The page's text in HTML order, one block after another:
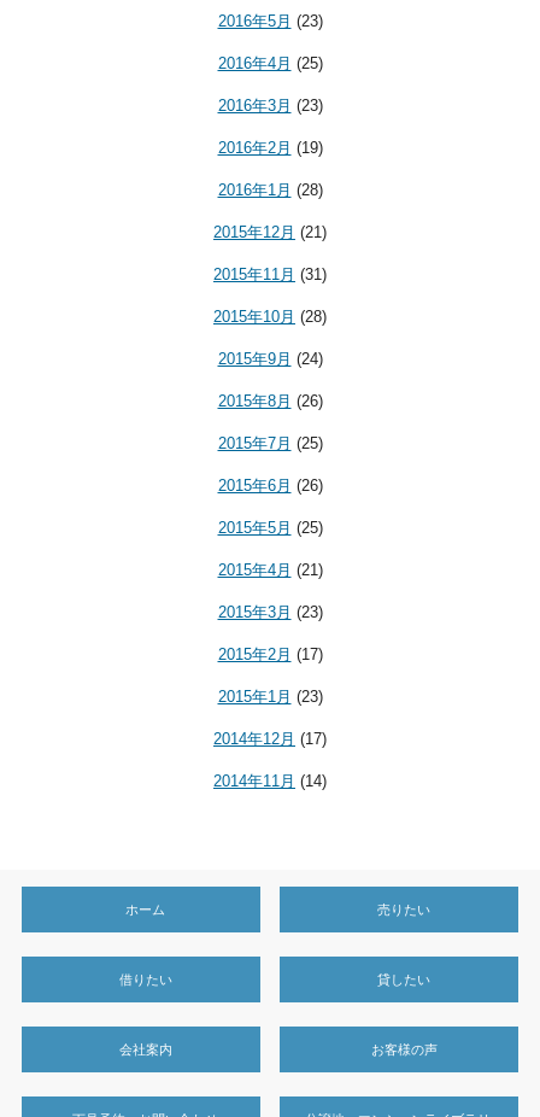
2016年5月 (23)
2016年4月 (25)
2016年3月 (23)
2016年2月 (19)
2016年1月 (28)
2015年12月 (21)
2015年11月 (31)
2015年10月 (28)
2015年9月 (24)
2015年8月 (26)
2015年7月 (25)
2015年6月 (26)
2015年5月 (25)
2015年4月 (21)
2015年3月 (23)
2015年2月 (17)
2015年1月 (23)
2014年12月 (17)
2014年11月 (14)
ホーム 売りたい
借りたい 貸したい
会社案内 お客様の声